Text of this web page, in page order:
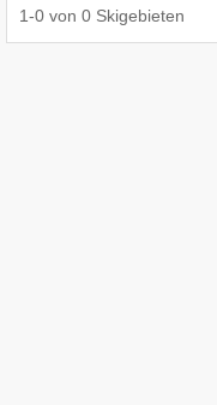
1-0 von 0 Skigebieten